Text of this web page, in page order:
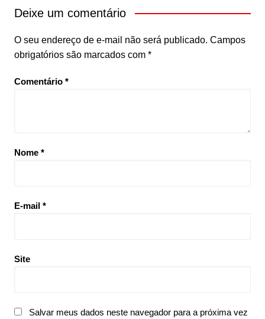
Deixe um comentário
O seu endereço de e-mail não será publicado. Campos
obrigatórios são marcados com *
Comentário *
Nome *
E-mail *
Site
Salvar meus dados neste navegador para a próxima vez